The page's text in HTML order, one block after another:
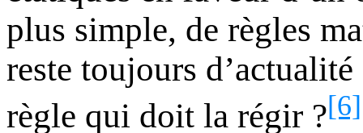
plus simple, de règles
reste toujours
règle qui doit la régir ?[6]